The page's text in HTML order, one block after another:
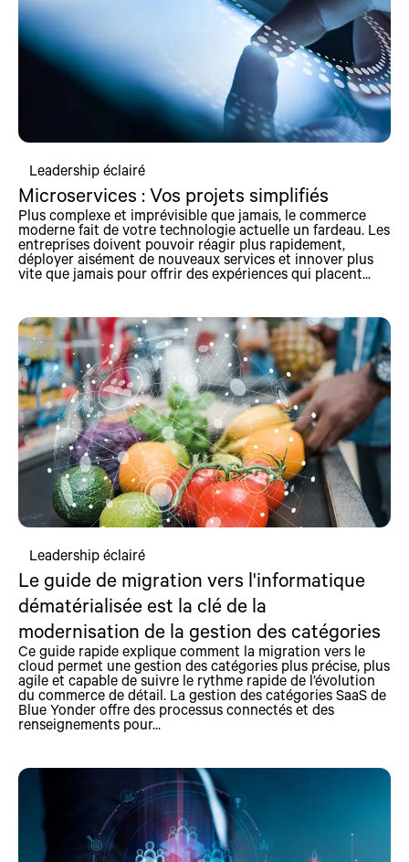
Leadership éclairé
Microservices : Vos projets simplifiés
Plus complexe et imprévisible que jamais, le commerce
moderne fait de votre technologie actuelle un fardeau. Les
entreprises doivent pouvoir réagir plus rapidement,
déployer aisément de nouveaux services et innover plus
vite que jamais pour offrir des expériences qui placent...
Leadership éclairé
Le guide de migration vers l'informatique
dématérialisée est la clé de la
modernisation de la gestion des catégories
Ce guide rapide explique comment la migration vers le
cloud permet une gestion des catégories plus précise, plus
agile et capable de suivre le rythme rapide de l’évolution
du commerce de détail. La gestion des catégories SaaS de
Blue Yonder offre des processus connectés et des
renseignements pour...